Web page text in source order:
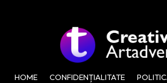
HOME CONFIDENȚIALITATE